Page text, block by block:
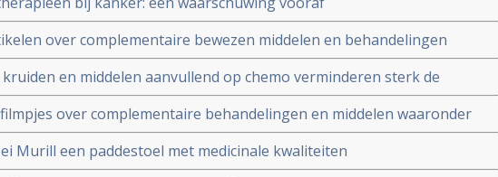
over complementaire bewezen middelen en behandelingen
en middelen aanvullend op chemo verminderen sterk de
vermoeidheid, overgeven en misselijkheid veroorzaakt door
bij kankerpatiënten met verschillende vormen van kanker, ongeacht
enz.
over complementaire behandelingen en middelen waaronder
als preventie en aanvullende behandeling bij kanker.
Murill een paddestoel met medicinale kwaliteiten